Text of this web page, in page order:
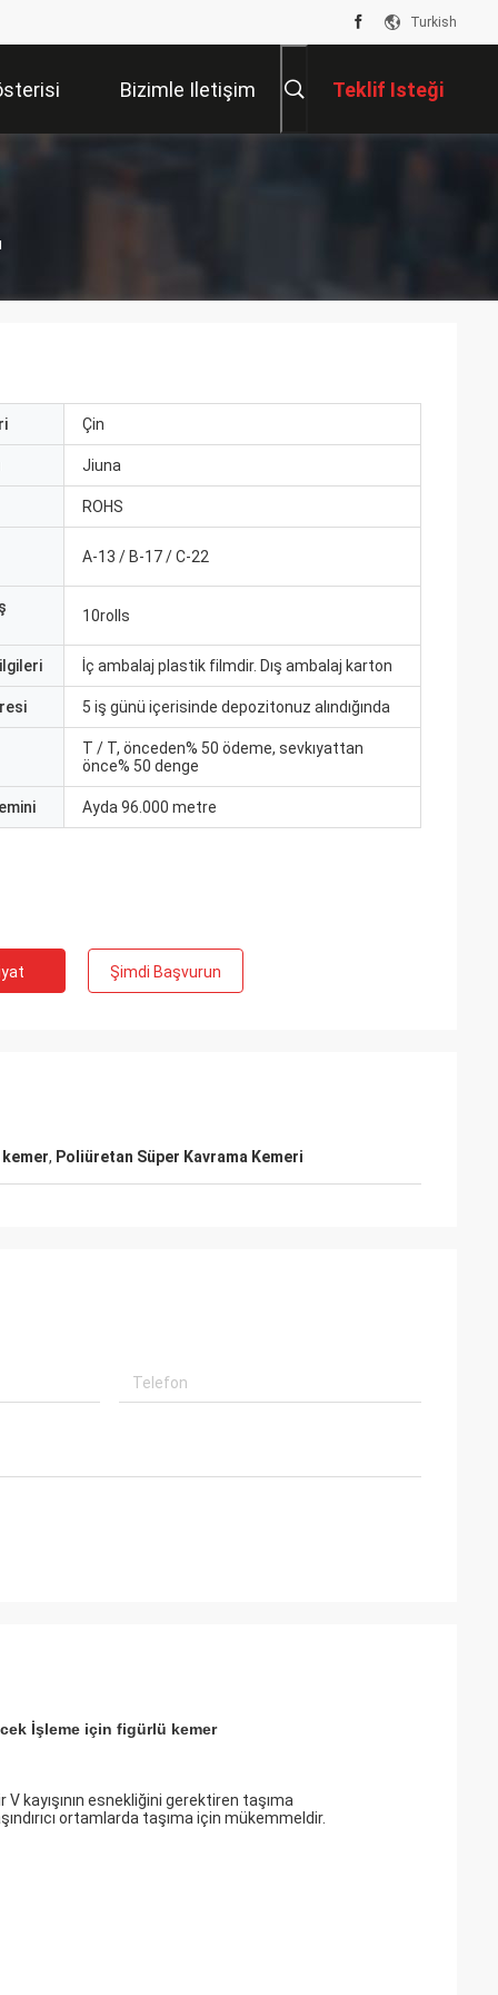
Turkish
Bizimle Iletişim Teklif Isteği
Çin
Jiuna
ROHS
A-13 / B-17 / C-22
10rolls
İç ambalaj plastik filmdir. Dış ambalaj karton
5 iş günü içerisinde depozitonuz alındığında
T / T, önceden% 50 ödeme, sevkıyattan
önce% 50 denge
Ayda 96.000 metre
Şimdi Başvurun
, Poliüretan Süper Kavrama Kemeri
İşleme için figürlü kemer
kayışının esnekliğini gerektiren taşıma
ortamlarda taşıma için mükemmeldir.